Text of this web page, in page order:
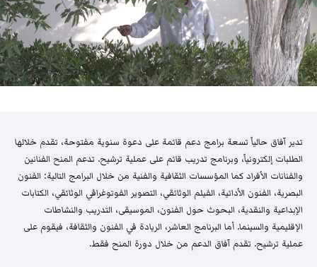
تدير آفاق حالياً تسعة برامج دعم قائمة على دعوة سنوية مفتوحة، تقدم خلالها
الطلبات إلكترونياً، وبرنامج تدريب قائم على عملية ترشيح. تدعم المنح الفنانين
والفنانات الأفراد كما المؤسسات الثقافية والفنية من خلال البرامج التالية: الفنون
البصرية، الفنون الأدائية، الفيلم الوثائقي، التصوير الفوتوغرافي الوثائقي، الكتابات
الإبداعية والنقدية، البحوث حول الفنون، الموسيقى، التدريب والنشاطات
الإقليمية والسينما. أما البرنامج العاشر، الريادة في الفنون والثقافة، فيقوم على
عملية ترشيح. تقدم آفاق الدعم من خلال دورة المنح فقط.